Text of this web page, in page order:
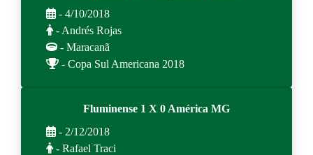
- 4/10/2018
- Andrés Rojas
- Maracanã
- Copa Sul Americana 2018
Fluminense 1 X 0 América MG
- 2/12/2018
- Rafael Traci